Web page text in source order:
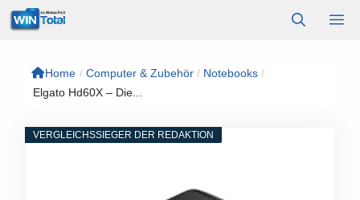
Zum
Inhalt
Home / Computer & Zubehör / Notebooks /
Elgato Hd60X – Die...
VERGLEICHSSIEGER DER REDAKTION